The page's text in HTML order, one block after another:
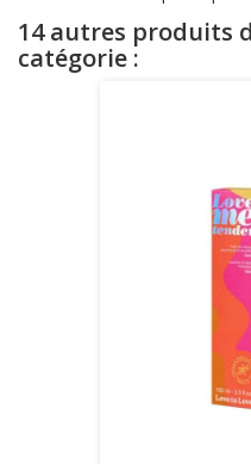
14 autres produits
catégorie :